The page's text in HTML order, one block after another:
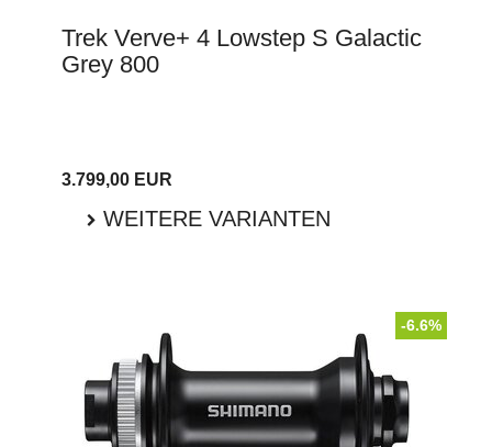
Trek Verve+ 4 Lowstep S Galactic
Grey 800
3.799,00 EUR
WEITERE VARIANTEN
-6.6%